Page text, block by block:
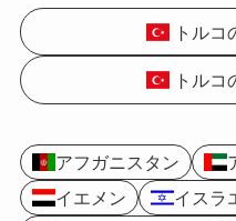
トルコ
トルコ
アフガニスタン
イエメン
イスラ